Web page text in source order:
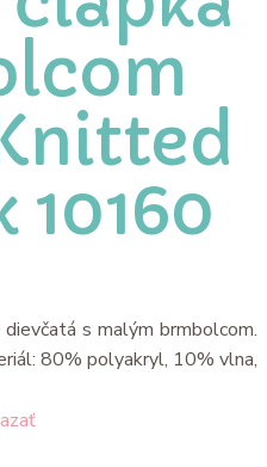
s malým brmbolcom.
80% polyakryl, 10% vlna,